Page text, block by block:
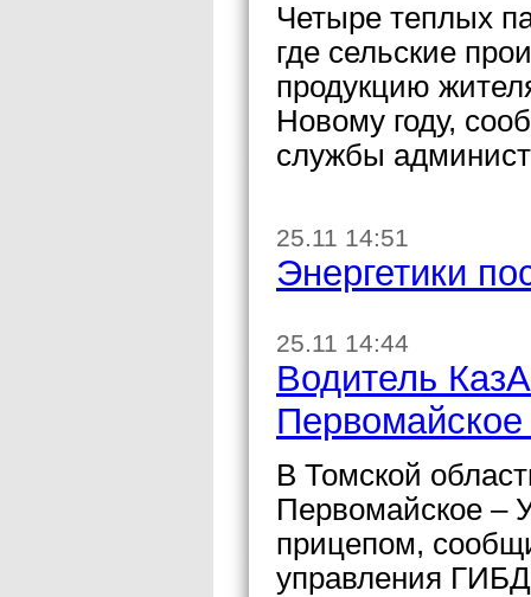
Четыре теплых
где сельские
продукцию
Новому году,
службы
25.11 14:51
Энергетики
25.11 14:44
Водитель
В Томской
Первомайское –
прицепом,
управления